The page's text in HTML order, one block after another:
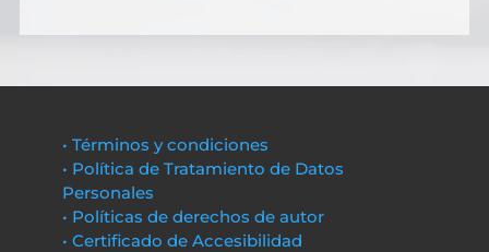
• Términos y condiciones
• Política de Tratamiento de Datos
Personales
• Políticas de derechos de autor
• Certificado de Accesibilidad